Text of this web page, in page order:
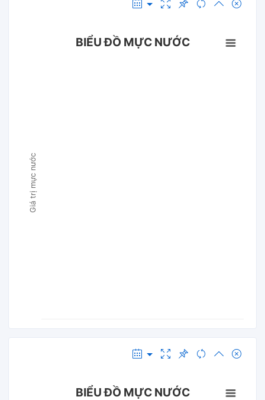
Giá trị mực nước
BIỂU ĐỒ MỰC NƯỚC
BIỂU ĐỒ MỰC NƯỚC